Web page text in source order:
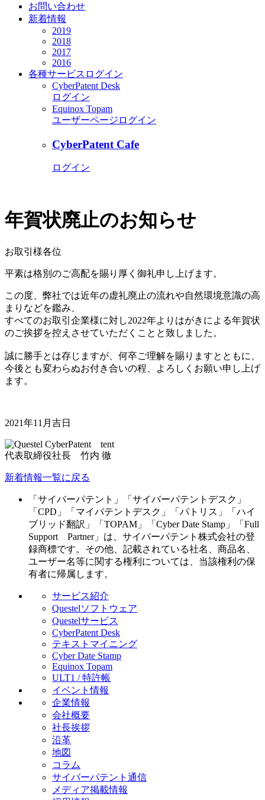
お問い合わせ
新着情報
2019
2018
2017
2016
各種サービス ログイン
CyberPatent Desk
ログイン
Equinox Topam
ユーザーページログイン
CyberPatent Cafe
ログイン
年賀状廃止のお知らせ
お取引様各位
平素は格別のご高配を賜り厚く御礼申し上げます。
この度、弊社では近年の虚礼廃止の流れや自然環境意識の高
まりなどを鑑み、
すべてのお取引企業様に対し2022年よりはがきによる年賀状
のご挨拶を控えさせていただくことと致しました。
誠に勝手とは存じますが、何卒ご理解を賜りますとともに、
今後とも変わらぬお付き合いの程、よろしくお願い申し上げ
ます。
2021年11月吉日
代表取締役社長 竹内 徹
新着情報一覧に戻る
「サイバーパテント」「サイバーパテントデスク」
「CPD」「マイパテントデスク」「パトリス」「ハイ
ブリッド翻訳」「TOPAM」「Cyber Date Stamp」「Full
Support Partner」は、サイバーパテント株式会社の登
録商標です。その他、記載されている社名、商品名、
ユーザー名等に関する権利については、当該権利の保
有者に帰属します。
サービス紹介
Questelソフトウェア
Questelサービス
CyberPatent Desk
テキストマイニング
Cyber Date Stamp
Equinox Topam
ULT1 / 特許帳
イベント情報
企業情報
会社概要
社長挨拶
沿革
地図
コラム
サイバーパテント通信
メディア掲載情報